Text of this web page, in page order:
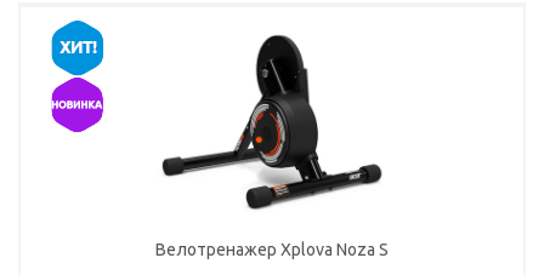
Велотренажер Xplova Noza S